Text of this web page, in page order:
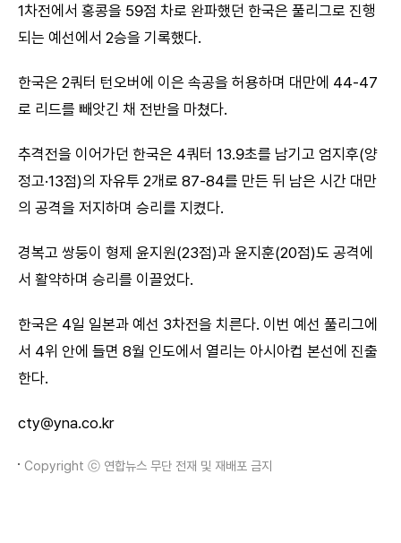
1차전에서 홍콩을 59점 차로 완파했던 한국은 풀리그로 진행
되는 예선에서 2승을 기록했다.
한국은 2쿼터 턴오버에 이은 속공을 허용하며 대만에 44-47
로 리드를 빼앗긴 채 전반을 마쳤다.
추격전을 이어가던 한국은 4쿼터 13.9초를 남기고 엄지후(양
정고·13점)의 자유투 2개로 87-84를 만든 뒤 남은 시간 대만
의 공격을 저지하며 승리를 지켰다.
경복고 쌍둥이 형제 윤지원(23점)과 윤지훈(20점)도 공격에
서 활약하며 승리를 이끌었다.
한국은 4일 일본과 예선 3차전을 치른다. 이번 예선 풀리그에
서 4위 안에 들면 8월 인도에서 열리는 아시아컵 본선에 진출
한다.
cty@yna.co.kr
Copyright ⓒ 연합뉴스 무단 전재 및 재배포 금지